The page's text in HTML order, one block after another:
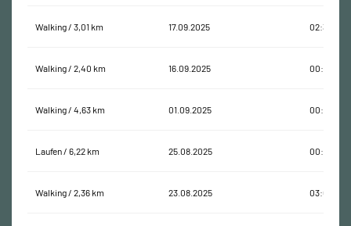
Walking / 3,01 km 17.09.2025 02:38:08
Walking / 2,40 km 16.09.2025 00:35:18
Walking / 4,63 km 01.09.2025 00:58:36
Laufen / 6,22 km 25.08.2025 00:42:44
Walking / 2,36 km 23.08.2025 03:08:02